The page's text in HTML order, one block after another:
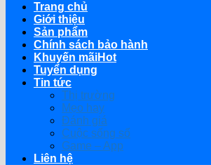
Trang chủ
Giới thiệu
Sản phẩm
Chính sách bảo hành
Khuyến mãi
Tuyển dụng
Tin tức
Thị trường
Mẹo hay
Đánh giá
Cuộc sống số
Game – App
Liên hệ